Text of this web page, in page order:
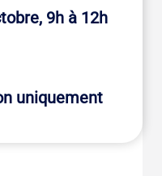
9h à 12h
uniquement